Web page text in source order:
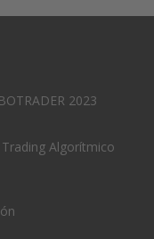
2023
Algorítmico